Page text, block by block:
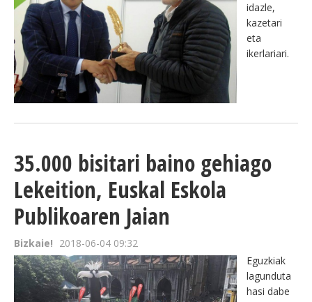
idazle,
kazetari
eta
ikerlariari.
35.000 bisitari baino gehiago
Lekeition, Euskal Eskola
Publikoaren Jaian
Bizkaie! 2018-06-04 09:32
Eguzkiak
lagunduta
hasi dabe